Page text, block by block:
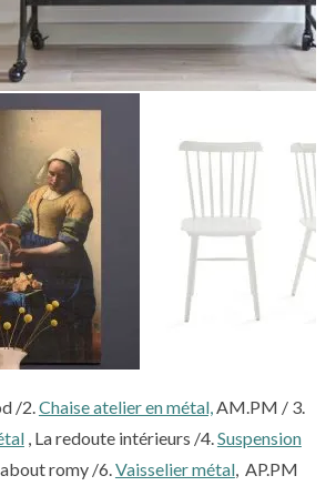
/2. Chaise atelier en métal, AM.PM / 3.
, La redoute intérieurs /4. Suspension
about romy /6. Vaisselier métal, AP.PM